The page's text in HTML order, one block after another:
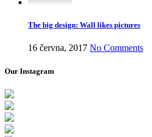
The big design: Wall likes pictures
16 června, 2017 No Comments
Our Instagram